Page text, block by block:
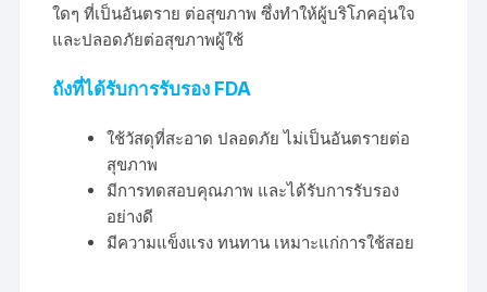
ใดๆ ที่เป็นอันตราย ต่อสุขภาพ ซึ่งทำให้ผู้บริโภคอุ่นใจ
และปลอดภัยต่อสุขภาพผู้ใช้
ถังที่ได้รับการรับรอง FDA
ใช้วัสดุที่สะอาด ปลอดภัย ไม่เป็นอันตรายต่อ
สุขภาพ
มีการทดสอบคุณภาพ และได้รับการรับรอง
อย่างดี
มีความแข็งแรง ทนทาน เหมาะแก่การใช้สอย